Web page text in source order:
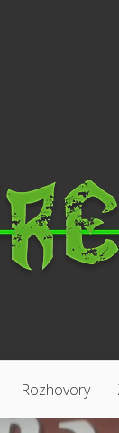
Rozhovory